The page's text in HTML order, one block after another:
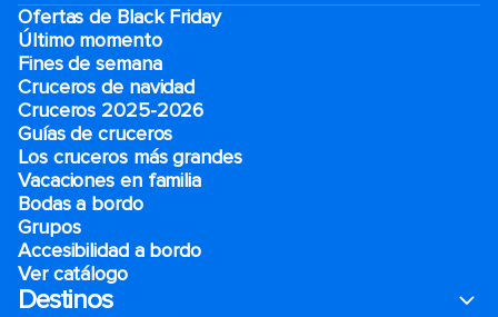
Ofertas de Black Friday
Último momento
Fines de semana
Cruceros de navidad
Cruceros 2025-2026
Guías de cruceros
Los cruceros más grandes
Vacaciones en familia
Bodas a bordo
Grupos
Accesibilidad a bordo
Ver catálogo
Destinos